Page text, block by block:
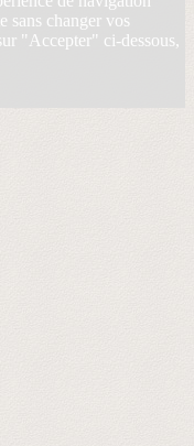
sans changer vos
"Accepter" ci-dessous,